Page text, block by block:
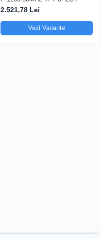
2.521,78 Lei
Vezi Variante